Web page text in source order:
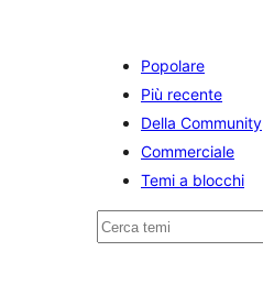
Popolare
Più recente
Della Community
Commerciale
Temi a blocchi
Cerca